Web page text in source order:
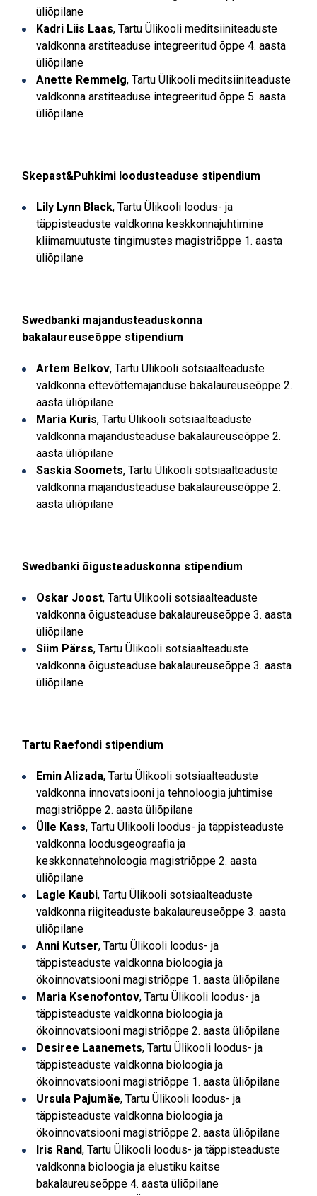
üliõpilane
Kadri Liis Laas, Tartu Ülikooli meditsiiniteaduste
valdkonna arstiteaduse integreeritud õppe 4. aasta
üliõpilane
Anette Remmelg, Tartu Ülikooli meditsiiniteaduste
valdkonna arstiteaduse integreeritud õppe 5. aasta
üliõpilane
Skepast&Puhkimi loodusteaduse stipendium
Lily Lynn Black, Tartu Ülikooli loodus- ja
täppisteaduste valdkonna keskkonnajuhtimine
kliimamuutuste tingimustes magistriõppe 1. aasta
üliõpilane
Swedbanki majandusteaduskonna
bakalaureuseõppe stipendium
Artem Belkov, Tartu Ülikooli sotsiaalteaduste
valdkonna ettevõttemajanduse bakalaureuseõppe 2.
aasta üliõpilane
Maria Kuris, Tartu Ülikooli sotsiaalteaduste
valdkonna majandusteaduse bakalaureuseõppe 2.
aasta üliõpilane
Saskia Soomets, Tartu Ülikooli sotsiaalteaduste
valdkonna majandusteaduse bakalaureuseõppe 2.
aasta üliõpilane
Swedbanki õigusteaduskonna stipendium
Oskar Joost, Tartu Ülikooli sotsiaalteaduste
valdkonna õigusteaduse bakalaureuseõppe 3. aasta
üliõpilane
Siim Pärss, Tartu Ülikooli sotsiaalteaduste
valdkonna õigusteaduse bakalaureuseõppe 3. aasta
üliõpilane
Tartu Raefondi stipendium
Emin Alizada, Tartu Ülikooli sotsiaalteaduste
valdkonna innovatsiooni ja tehnoloogia juhtimise
magistriõppe 2. aasta üliõpilane
Ülle Kass, Tartu Ülikooli loodus- ja täppisteaduste
valdkonna loodusgeograafia ja
keskkonnatehnoloogia magistriõppe 2. aasta
üliõpilane
Lagle Kaubi, Tartu Ülikooli sotsiaalteaduste
valdkonna riigiteaduste bakalaureuseõppe 3. aasta
üliõpilane
Anni Kutser, Tartu Ülikooli loodus- ja
täppisteaduste valdkonna bioloogia ja
ökoinnovatsiooni magistriõppe 1. aasta üliõpilane
Maria Ksenofontov, Tartu Ülikooli loodus- ja
täppisteaduste valdkonna bioloogia ja
ökoinnovatsiooni magistriõppe 2. aasta üliõpilane
Desiree Laanemets, Tartu Ülikooli loodus- ja
täppisteaduste valdkonna bioloogia ja
ökoinnovatsiooni magistriõppe 1. aasta üliõpilane
Ursula Pajumäe, Tartu Ülikooli loodus- ja
täppisteaduste valdkonna bioloogia ja
ökoinnovatsiooni magistriõppe 2. aasta üliõpilane
Iris Rand, Tartu Ülikooli loodus- ja täppisteaduste
valdkonna bioloogia ja elustiku kaitse
bakalaureuseõppe 4. aasta üliõpilane